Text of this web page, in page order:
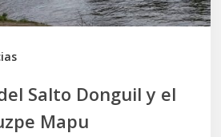
Salto Donguil y el
Mapu